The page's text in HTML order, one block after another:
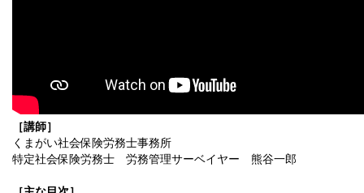
［講師］
くまがい社会保険労務士事務所
特定社会保険労務士 労務管理サーベイヤー 熊谷一郎